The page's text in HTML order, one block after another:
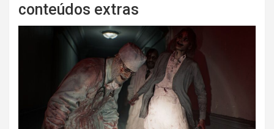
conteúdos extras